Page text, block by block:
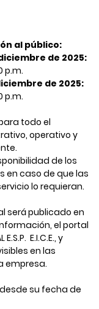
al público:
de 2025:
p.m.
de 2025:
p.m.
todo el
operativo y
de los
en caso de que las
lo requieran.
será publicado en
el portal
E.I.C.E., y
en las
empresa.
su fecha de